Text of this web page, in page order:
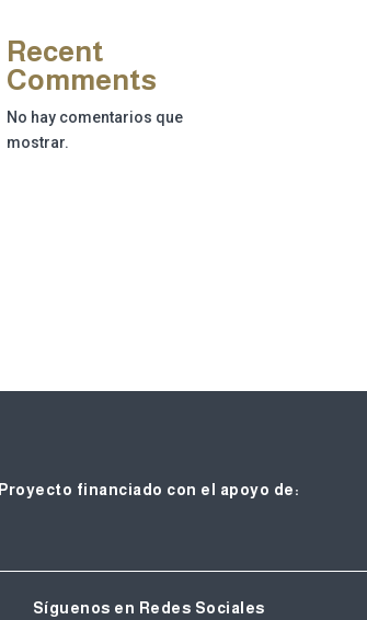
Recent
Comments
No hay comentarios que
mostrar.
Proyecto financiado con el apoyo de:
Síguenos en Redes Sociales